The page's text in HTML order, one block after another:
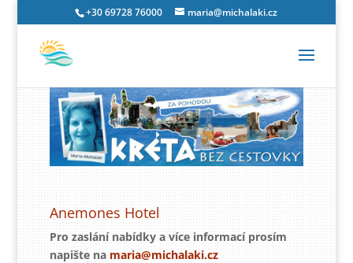
+30 69728 76000 maria@michalaki.cz
Anemones Hotel
Pro zaslání nabídky a více informací prosím
napište na maria@michalaki.cz